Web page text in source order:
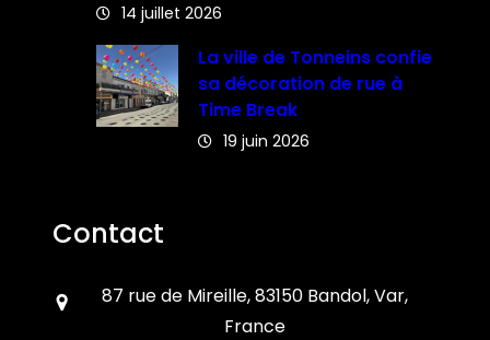
14 juillet 2026
La ville de Tonneins confie
sa décoration de rue à
Time Break
19 juin 2026
Contact
87 rue de Mireille, 83150 Bandol, Var,
France